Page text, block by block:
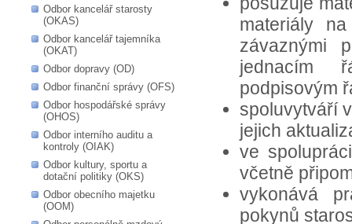
Odbor kancelář starosty
(OKAS)
Odbor kancelář tajemníka
(OKAT)
Odbor dopravy (OD)
Odbor finanční správy (OFS)
Odbor hospodářské správy
(OHOS)
Odbor interního auditu a
kontroly (OIAK)
Odbor kultury, sportu a
dotační politiky (OKS)
Odbor obecního majetku
(OOM)
materiály
závaznými
jednacím
podpisovým
spoluvytváří
jejich
ve
včetně
vykonává
pokynů